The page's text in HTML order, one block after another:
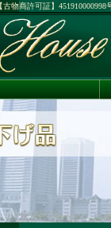
古物商許可証】